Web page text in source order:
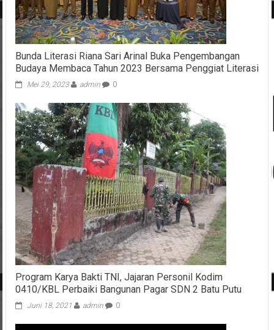
Bunda Literasi Riana Sari Arinal Buka Pengembangan
Budaya Membaca Tahun 2023 Bersama Penggiat Literasi
Mei 29, 2023 admin 0
Program Karya Bakti TNI, Jajaran Personil Kodim
0410/KBL Perbaiki Bangunan Pagar SDN 2 Batu Putu
Juni 18, 2021 admin 0